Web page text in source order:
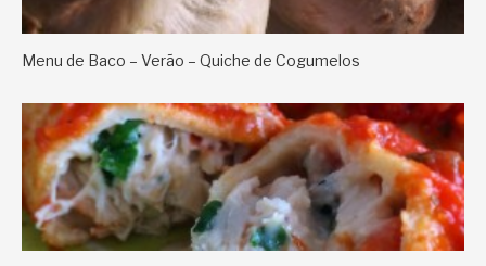
Menu de Baco – Verão – Quiche de Cogumelos